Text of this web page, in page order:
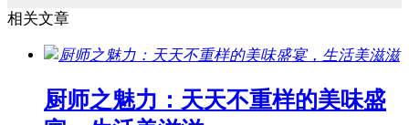
相关文章
厨师之魅力：天天不重样的美味盛